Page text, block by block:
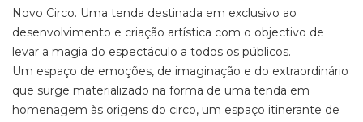
Novo Circo. Uma tenda destinada em exclusivo ao
desenvolvimento e criação artística com o objectivo de
levar a magia do espectáculo a todos os públicos.
Um espaço de emoções, de imaginação e do extraordinário
que surge materializado na forma de uma tenda em
homenagem às origens do circo, um espaço itinerante de